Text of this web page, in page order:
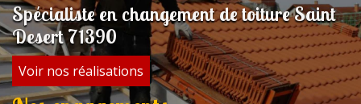
Spécialiste en changement de toiture Saint
Desert 71390
Voir nos réalisations